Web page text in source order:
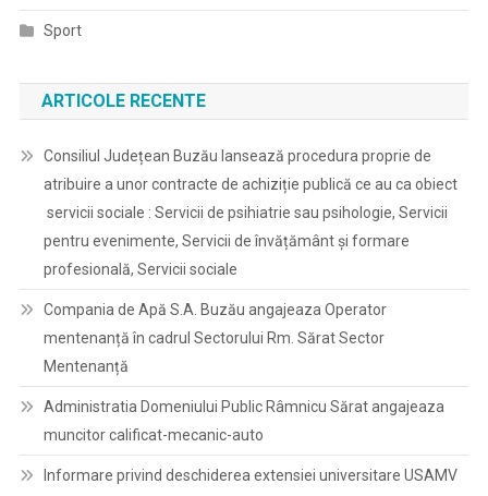
Sport
ARTICOLE RECENTE
Consiliul Județean Buzău lansează procedura proprie de
atribuire a unor contracte de achiziție publică ce au ca obiect
servicii sociale : Servicii de psihiatrie sau psihologie, Servicii
pentru evenimente, Servicii de învățământ și formare
profesională, Servicii sociale
Compania de Apă S.A. Buzău angajeaza Operator
mentenanță în cadrul Sectorului Rm. Sărat Sector
Mentenanță
Administratia Domeniului Public Râmnicu Sărat angajeaza
muncitor calificat-mecanic-auto
Informare privind deschiderea extensiei universitare USAMV